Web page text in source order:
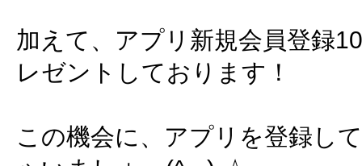
加えて、アプリ新規会員登録
レゼントしております！
この機会に、アプリを登録し